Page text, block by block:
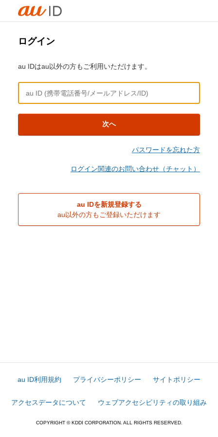
ログイン
au IDはau以外の方もご利用いただけます。
次へ
パスワードを忘れた方
ログイン関連のお問い合わせ（チャット）
au IDを新規登録する
au以外の方もご登録いただけます
au ID利用規約 プライバシーポリシー サイトポリシー
アクセスデータについて ウェブアクセシビリティの取り組み
COPYRIGHT © KDDI CORPORATION. ALL RIGHTS RESERVED.